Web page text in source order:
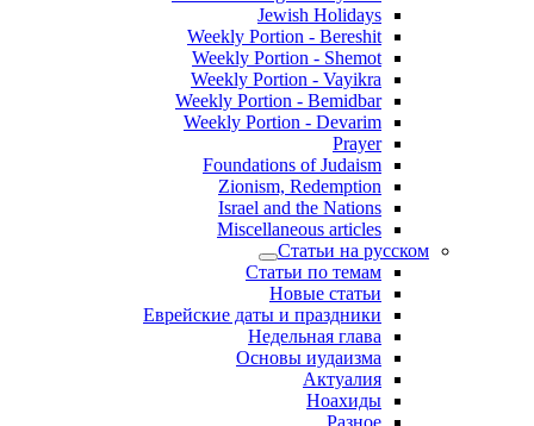
Jewish Holidays
Weekly Portion - Bereshit
Weekly Portion - Shemot
Weekly Portion - Vayikra
Weekly Portion - Bemidbar
Weekly Portion - Devarim
Prayer
Foundations of Judaism
Zionism, Redemption
Israel and the Nations
Miscellaneous articles
Статьи на русском
Статьи по темам
Новые статьи
Еврейские даты и праздники
Недельная глава
Основы иудаизма
Актуалия
Ноахиды
Разное